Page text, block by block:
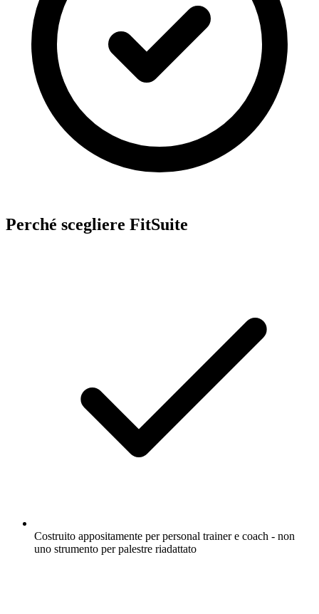
Perché scegliere FitSuite
Costruito appositamente per personal trainer e coach - non
uno strumento per palestre riadattato